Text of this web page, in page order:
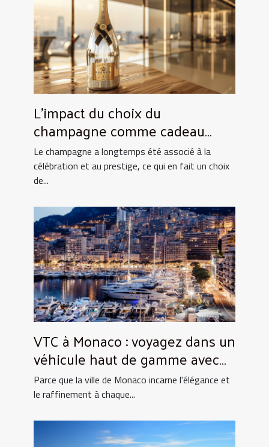
L'impact du choix du
champagne comme cadeau
d'entreprise
Le champagne a longtemps été associé à la
célébration et au prestige, ce qui en fait un choix
de...
VTC à Monaco : voyagez dans un
véhicule haut de gamme avec
Privilège Avenue !
Parce que la ville de Monaco incarne l'élégance et
le raffinement à chaque...